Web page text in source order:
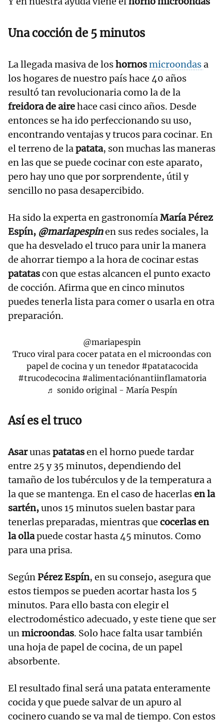
Una cocción de 5 minutos
La llegada masiva de loshornosmicroondasa
los hogares de nuestro país hace 40 años
resultó tan revolucionaria como la de la
freidora de airehace casi cinco años. Desde
entonces se ha ido perfeccionando su uso,
encontrando ventajas y trucos para cocinar. En
el terreno de lapatata, son muchas las maneras
en las que se puede cocinar con este aparato,
pero hay uno que por sorprendente, útil y
sencillo no pasa desapercibido.
Ha sido la experta en gastronomíaMaría Pérez
Espín, @mariapespinen sus redes sociales, la
que ha desvelado el truco para unir la manera
de ahorrar tiempo a la hora de cocinar estas
patatascon que estas alcancen el punto exacto
de cocción. Afirma que en cinco minutos
puedes tenerla lista para comer o usarla en otra
preparación.
@mariapespin
Truco viral para cocer patata en el microondas con
papel de cocina y un tenedor #patatacocida
#trucodecocina #alimentaciónantiinflamatoria
♬ sonido original - María Pespín
Así es el truco
Asarunaspatatasen el horno puede tardar
entre 25 y 35 minutos, dependiendo del
tamaño de los tubérculos y de la temperatura a
la que se mantenga. En el caso de hacerlasen la
sartén,unos 15 minutos suelen bastar para
tenerlas preparadas, mientras que cocerlas en
la ollapuede costar hasta 45 minutos. Como
para una prisa.
SegúnPérez Espín, en su consejo, asegura que
estos tiempos se pueden acortar hasta los 5
minutos. Para ello basta con elegir el
electrodoméstico adecuado, y este tiene que ser
unmicroondas. Solo hace falta usar también
una hoja de papel de cocina, de un papel
absorbente.
El resultado final será una patata enteramente
cocida y que puede salvar de un apuro al
cocinero cuando se va mal de tiempo. Con estos